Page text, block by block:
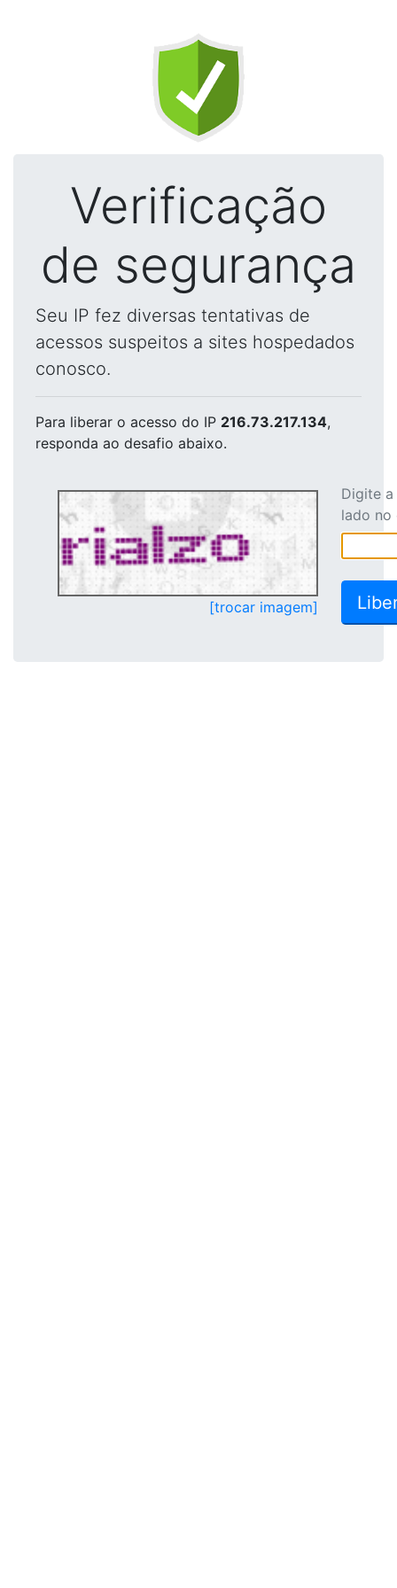
Verificação
de segurança
Seu IP fez diversas tentativas de
acessos suspeitos a sites hospedados
conosco.
Para liberar o acesso do IP 216.73.217.134,
responda ao desafio abaixo.
[trocar imagem]
Digite
lado no